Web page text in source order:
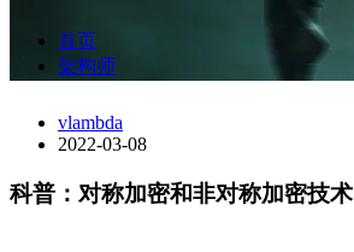
首页
架构师
vlambda
2022-03-08
科普：对称加密和非对称加密技术